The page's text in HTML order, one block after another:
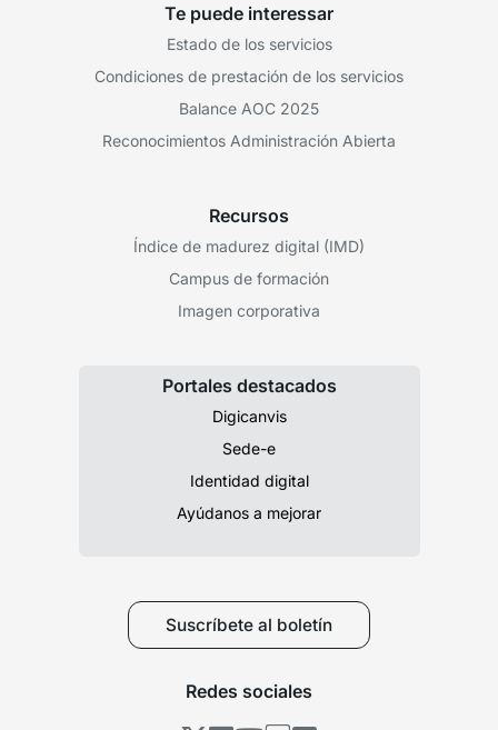
Te puede interessar
Estado de los servicios
Condiciones de prestación de los servicios
Balance AOC 2025
Reconocimientos Administración Abierta
Recursos
Índice de madurez digital (IMD)
Campus de formación
Imagen corporativa
Portales destacados
Digicanvis
Sede-e
Identidad digital
Ayúdanos a mejorar
Suscríbete al boletín
Redes sociales